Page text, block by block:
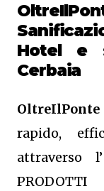
Hotel e
Cerbaia
OltreIlPonte
rapido,
attraverso